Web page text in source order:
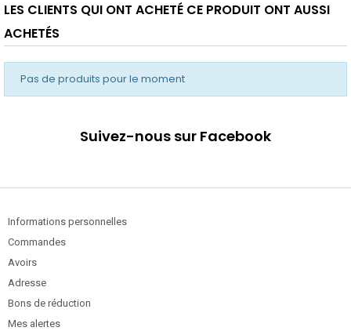
LES CLIENTS QUI ONT ACHETÉ CE PRODUIT ONT AUSSI
ACHETÉS
Pas de produits pour le moment
Suivez-nous sur Facebook
Informations personnelles
Commandes
Avoirs
Adresse
Bons de réduction
Mes alertes